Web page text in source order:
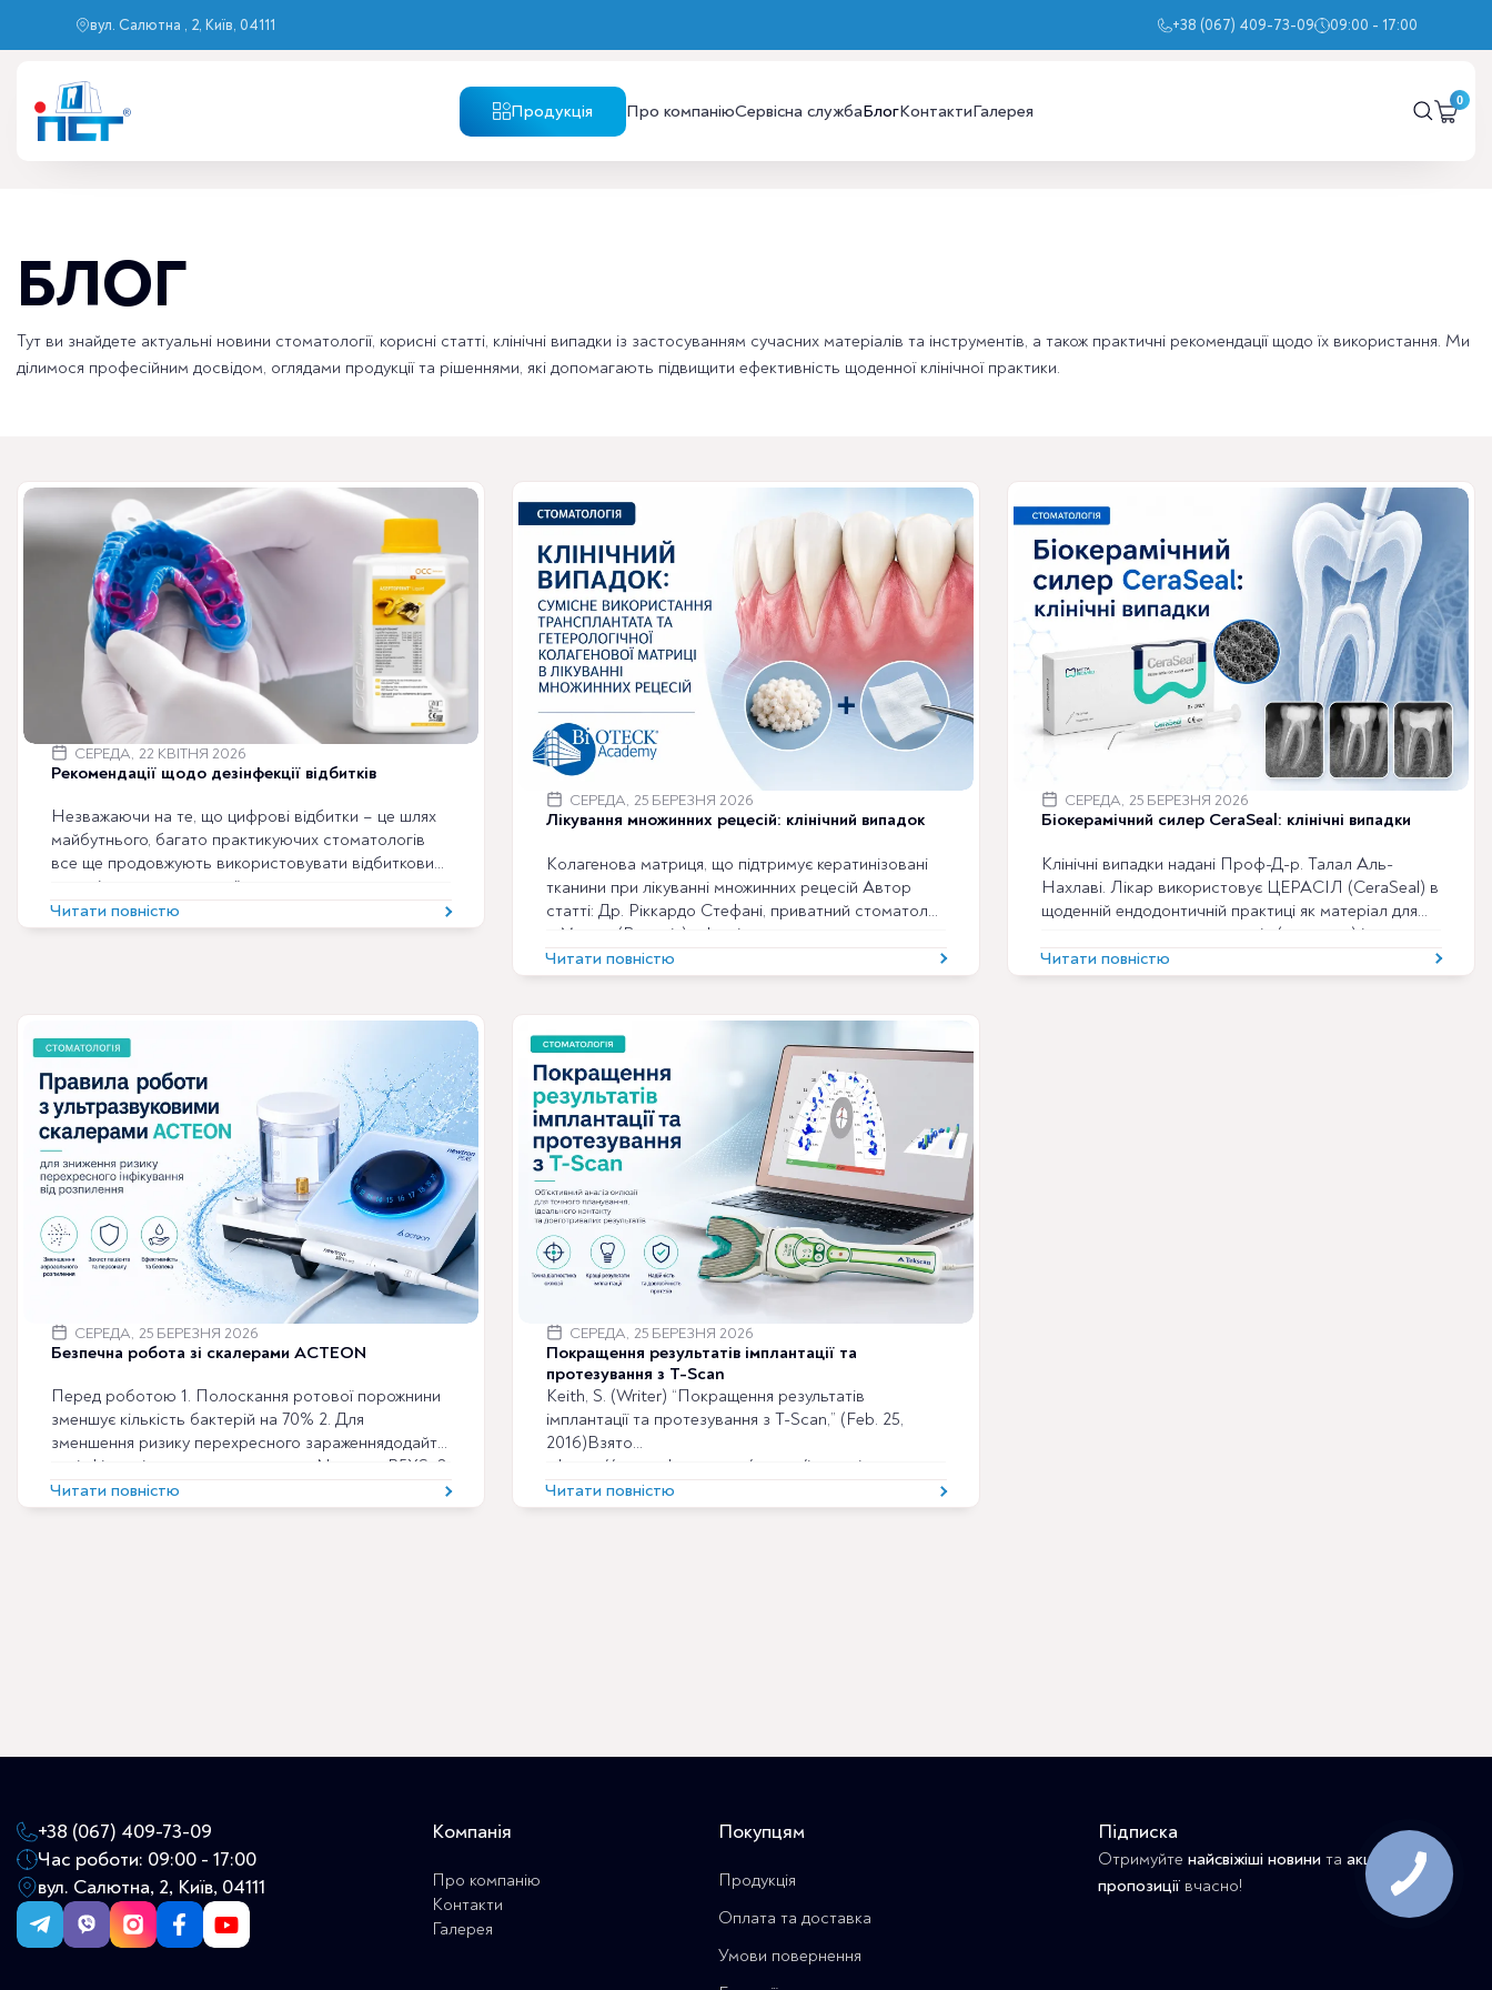
вул. Салютна , 2, Київ, 04111 +38 (067) 409-73-09 09:00 - 17:00
Продукція Про компаніюСервісна службаБлогКонтактиГалерея
БЛОГ
Тут ви знайдете актуальні новини стоматології, корисні статті, клінічні випадки із застосуванням сучасних матеріалів та інструментів, а також практичні рекомендації щодо їх використання. Ми
ділимося професійним досвідом, оглядами продукції та рішеннями, які допомагають підвищити ефективність щоденної клінічної практики.
Рекомендації щодо дезінфекції відбитків
СЕРЕДА, 22 КВІТНЯ 2026
Незважаючи на те, що цифрові відбитки – це шлях
майбутнього, багато практикуючих стоматологів
все ще продовжують використовувати відбитковий
матеріал як частину своїх стандартних процедур.
Клініцисти знають, наскільки важливими є
дезінфекція, стерильність та інфекційний контроль
Читати повністю
Лікування множинних рецесій: клінічний випадок
СЕРЕДА, 25 БЕРЕЗНЯ 2026
Колагенова матриця, що підтримує кератинізовані
тканини при лікуванні множинних рецесій Автор
статті: Др. Ріккардо Стефані, приватний стоматолог
в Меоло (Венеція) – Італіяe-
mail: riccardo.stefani@me.com Рецесія ясен
спричинена зміщенням ясенного краю в
з’єднання, що призводить до оголення поверхні
кореня: цей стан може призвести до гіперчутливості
дентину, підвищеного ризику каріозних і некаріозних
уражень, накопичення бактеріального
Читати повністю
Біокерамічний силер CeraSeal: клінічні випадки
СЕРЕДА, 25 БЕРЕЗНЯ 2026
Клінічні випадки надані Проф-Д-р. Талал Аль-
Нахлаві. Лікар використовує ЦЕРАСІЛ (CeraSeal) в
щоденній ендодонтичній практиці як матеріал для
заповнення кореневих каналів (герметик) із
застосуванням одноконусної обтураційної техніки, а
також в інших спеціальних клінічних випадках, таких
Читати повністю
Безпечна робота зі скалерами ACTEON
СЕРЕДА, 25 БЕРЕЗНЯ 2026
Перед роботою 1. Полоскання ротової порожнини
зменшує кількість бактерій на 70% 2. Для
зменшення ризику перехресного зараженнядодайте
дезінфікуючі розчини в резервуар Newtron P5XS 3.
Використовуйте насадки для роботи на невеликій
потужності, які позначені кільцем зеленого кольору:
Читати повністю
Покращення результатів імплантації та
протезування з T-Scan
СЕРЕДА, 25 БЕРЕЗНЯ 2026
Keith, S. (Writer) “Покращення результатів
імплантації та протезування з T-Scan,” (Feb. 25,
2016)Взято
з https://www.tekscan.com/events/improving-
implant-surgical-and-prosthetic-outcomes-t-
scanВся інформація та зображення надані автором.
Читати повністю
+38 (067) 409-73-09
Час роботи: 09:00 - 17:00
вул. Салютна, 2, Київ, 04111
Компанія
Про компанію
Контакти
Галерея
Покупцям
Продукція
Оплата та доставка
Умови повернення
Підписка
Отримуйте найсвіжіші новини та акційні
пропозиції вчасно!